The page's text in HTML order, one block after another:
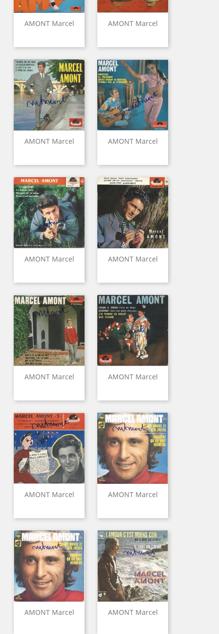
AMONT Marcel AMONT Marcel
AMONT Marcel AMONT Marcel
AMONT Marcel AMONT Marcel
AMONT Marcel AMONT Marcel
AMONT Marcel AMONT Marcel
AMONT Marcel AMONT Marcel